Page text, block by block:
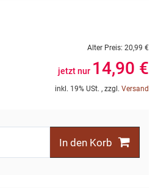
Alter Preis: 20,99 €
jetzt nur 14,90 €
inkl. 19% USt. , zzgl. Versand
In den Korb